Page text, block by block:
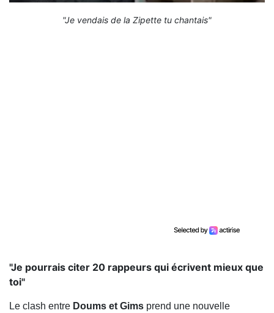
"Je vendais de la Zipette tu chantais"
"Je pourrais citer 20 rappeurs qui écrivent mieux que
toi"
Le clash entre Doums et Gims prend une nouvelle